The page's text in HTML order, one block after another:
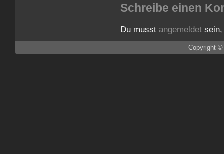
Schreibe einen
Du musst angemeldet
Copyright ©